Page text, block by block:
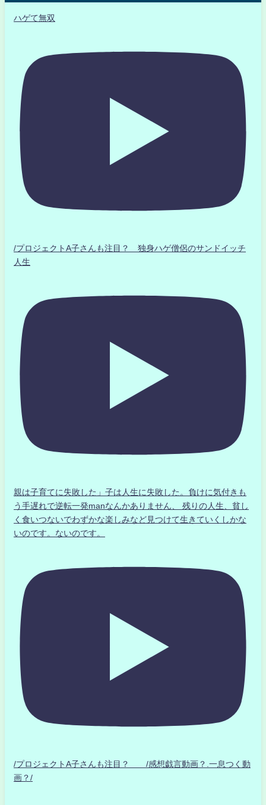
ハゲて無双
/プロジェクトA子さんも注目？ 独身ハゲ僧侶のサンドイッチ
人生
親は子育てに失敗した」子は人生に失敗した。負けに気付きも
う手遅れで逆転一発manなんかありません、 残りの人生、貧し
く食いつないでわずかな楽しみなど見つけて生きていくしかな
いのです。ないのです。
/プロジェクトA子さんも注目？ /感想戯言動画？.一息つく動
画？/